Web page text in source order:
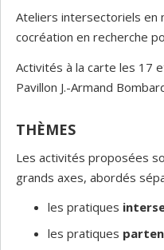
Ateliers intersectoriels en
cocréation en recherche
Activités à la carte les 17
Pavillon J.-Armand
THÈMES
Les activités proposées
grands axes, abordés
les pratiques
les pratiques